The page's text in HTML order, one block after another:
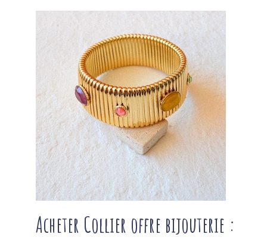
Acheter Collier offre bijouterie :